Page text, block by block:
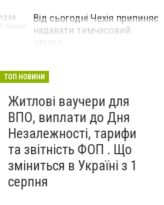
Від сьогодні Чехія припиняє
надавати тимчасовий
12:04
5 серпня
ТОП НОВИНИ
Житлові ваучери для
ВПО, виплати до Дня
Незалежності, тарифи
та звітність ФОП . Що
зміниться в Україні з 1
серпня